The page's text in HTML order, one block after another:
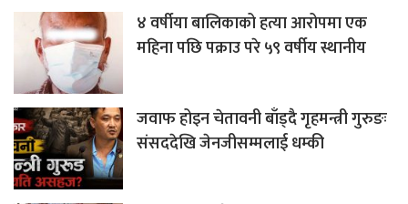
४ वर्षीया बालिकाको हत्या आरोपमा एक
महिना पछि पक्राउ परे ५९ वर्षीय स्थानीय
जवाफ होइन चेतावनी बाँड्दै गृहमन्त्री गुरुङः
संसददेखि जेनजीसम्मलाई धम्की